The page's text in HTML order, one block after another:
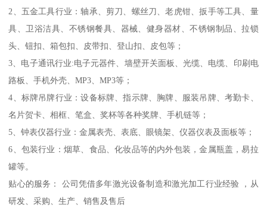
2、五金工具行业：轴承、剪刀、螺丝刀、老虎钳、扳手等工具、量
具、卫浴洁具、不锈钢餐具、器械、健身器材、不锈钢制品、拉锁
头、钮扣、箱包扣、皮带扣、登山扣、皮包等；
3、电子通讯行业:电子元器件、墙壁开关面板、光缆、电缆、印刷电
路板、手机外壳、MP3、MP3等；
4、标牌吊牌行业：设备标牌、指示牌、胸牌、服装吊牌、考勤卡、
名片贺卡、相框、笔盒、奖杯等各种奖牌、手机链等；
5、钟表仪器行业：金属表壳、表底、眼镜架、仪器仪表及面板等；
6、包装行业：烟草、食品、化妆品等的内外包装，金属瓶盖，易拉
罐等。
贴心的服务： 公司凭借多年激光设备制造和激光加工行业经验 ，从
研发、采购、生产、销售及售后